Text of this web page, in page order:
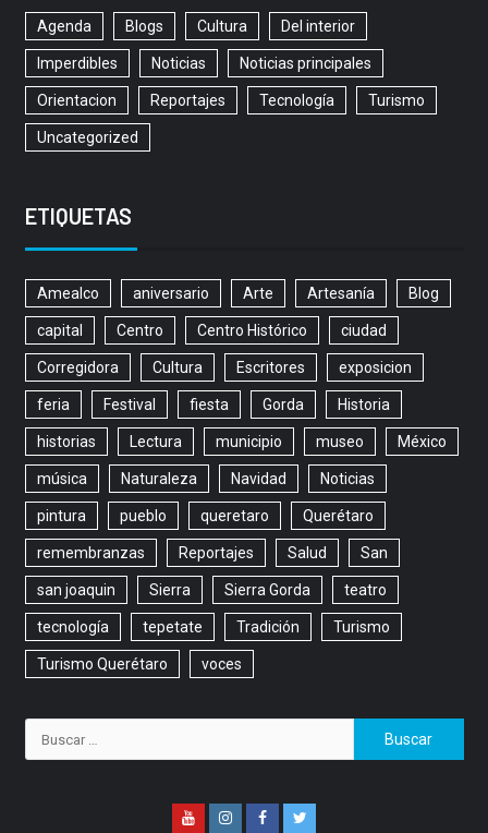
Agenda Blogs Cultura Del interior
Imperdibles Noticias Noticias principales
Orientacion Reportajes Tecnología Turismo
Uncategorized
ETIQUETAS
Amealco aniversario Arte Artesanía Blog
capital Centro Centro Histórico ciudad
Corregidora Cultura Escritores exposicion
feria Festival fiesta Gorda Historia
historias Lectura municipio museo México
música Naturaleza Navidad Noticias
pintura pueblo queretaro Querétaro
remembranzas Reportajes Salud San
san joaquin Sierra Sierra Gorda teatro
tecnología tepetate Tradición Turismo
Turismo Querétaro voces